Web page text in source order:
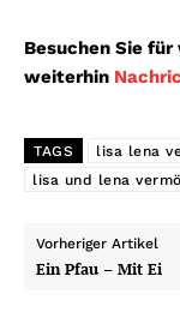
Besuchen Sie
weiterhin
TAGS lisa lena
lisa und lena
Vorheriger Artikel
Ein Pfau – Mit Ei